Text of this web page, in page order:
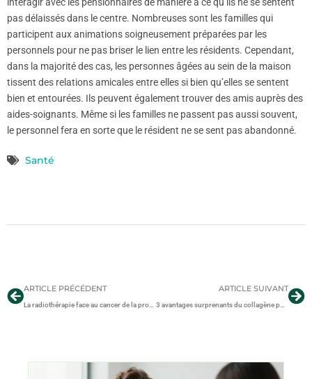
pas délaissés dans le centre. Nombreuses sont les familles qui
participent aux animations soigneusement préparées par les
personnels pour ne pas briser le lien entre les résidents. Cependant,
dans la majorité des cas, les personnes âgées au sein de la maison
tissent des relations amicales entre elles si bien qu’elles se sentent
bien et entourées. Ils peuvent également trouver des amis auprès des
aides-soignants. Même si les familles ne passent pas aussi souvent,
le personnel fera en sorte que le résident ne se sent pas abandonné.
Santé
ARTICLE PRÉCÉDENT
La radiothérapie face au cancer de la prostate
ARTICLE SUIVANT
3 avantages surprenants du collagène pour la santé des articulations